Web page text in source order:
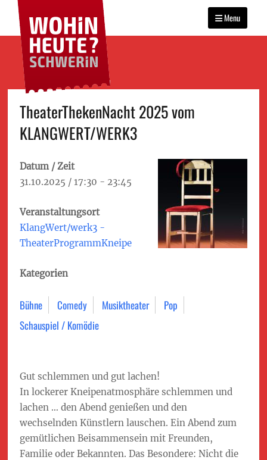
content
WOHIN HEUTE?
SCHWERIN
Das Veranstaltungsportal
für Schwerin
Primary
menu
Menu
TheaterThekenNacht 2025 vom
KLANGWERT/WERK3
Datum / Zeit
31.10.2025 / 17:30 - 23:45
Veranstaltungsort
KlangWert/werk3 -
TheaterProgrammKneipe
Kategorien
Bühne Comedy Musiktheater
Pop
Schauspiel / Komödie
Gut schlemmen und gut lachen!
In lockerer Kneipenatmosphäre schlemmen und
lachen … den Abend genießen und den
wechselnden Künstlern lauschen. Ein Abend zum
gemütlichen Beisammensein mit Freunden,
Familie oder Bekannten. Das Besondere: Nicht die